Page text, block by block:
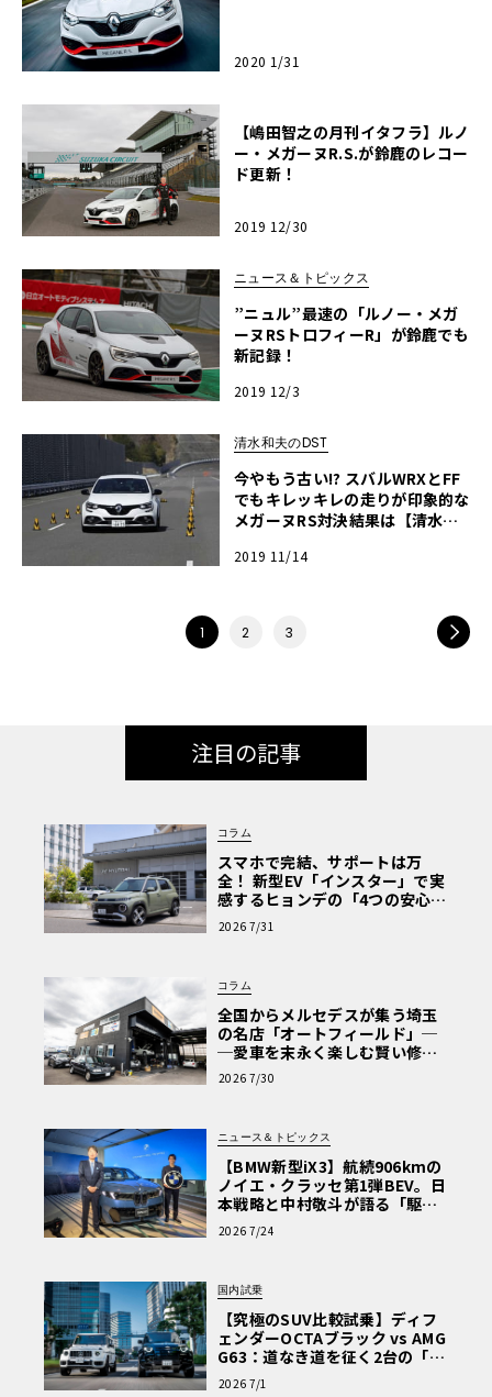
2020 1/31
【嶋田智之の月刊イタフラ】ルノ
ー・メガーヌR.S.が鈴鹿のレコー
ド更新！
2019 12/30
ニュース＆トピックス
”ニュル”最速の「ルノー・メガ
ーヌRSトロフィーR」が鈴鹿でも
新記録！
2019 12/3
清水和夫のDST
今やもう古い!? スバルWRXとFF
でもキレッキレの走りが印象的な
メガーヌRS対決結果は【清水和
2019 11/14
1 2 3
注目の記事
コラム
スマホで完結、サポートは万
全！ 新型EV「インスター」で実
感するヒョンデの「4つの安心」
【第1回・ヒョンデ6つの疑問：
Why? Hyundai?】〈PR〉
2026 7/31
コラム
全国からメルセデスが集う埼玉
の名店「オートフィールド」─
─愛車を末永く楽しむ賢い修理
術と、プロがフックス製オイル
を選ぶ理由〈PR〉
2026 7/30
ニュース＆トピックス
【BMW新型iX3】航続906kmの
ノイエ・クラッセ第1弾BEV。日
本戦略と中村敬斗が語る「駆け
ぬける歓び」
2026 7/24
国内試乗
【究極のSUV比較試乗】ディフ
ェンダーOCTAブラック vs AMG
G63：道なき道を征く2台の「対
極的アプローチ」
2026 7/1